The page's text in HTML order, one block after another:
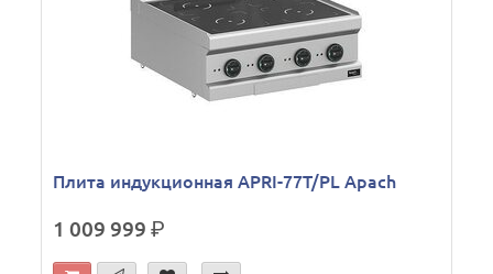
Плита индукционная APRI-77T/PL Apach
1 009 999р.